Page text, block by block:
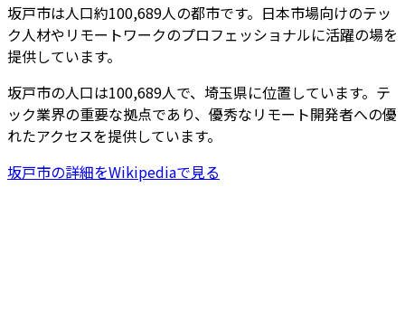
坂戸市は人口約100,689人の都市です。日本市場向けのテッ
ク人材やリモートワークのプロフェッショナルに活躍の場を
提供しています。
坂戸市の人口は100,689人で、 埼玉県に位置しています。テ
ック業界の重要な拠点であり、優秀なリモート開発者への優
れたアクセスを提供しています。
坂戸市の詳細をWikipediaで見る